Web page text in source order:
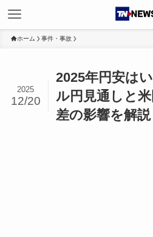
ホーム 事件・事故
2025年円安は
ル円見通しと
差の影響を解説
2025
12/20